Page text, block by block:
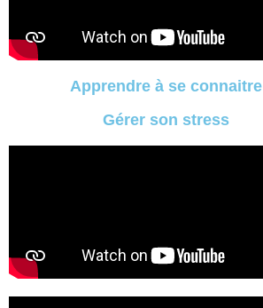
Apprendre à se connaitre
Gérer son stress